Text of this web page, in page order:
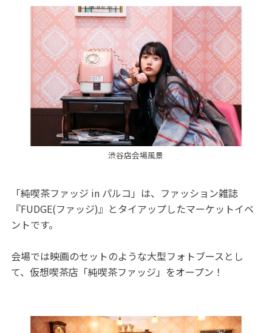
渋谷店会場風景
「純喫茶ファッジ in パルコ」は、ファッション雑誌
『FUDGE(ファッジ)』とタイアップしたマーケットイベ
ントです。
会場では映画のセットのような大型フォトブースとし
て、仮想喫茶店「純喫茶ファッジ」をオープン！